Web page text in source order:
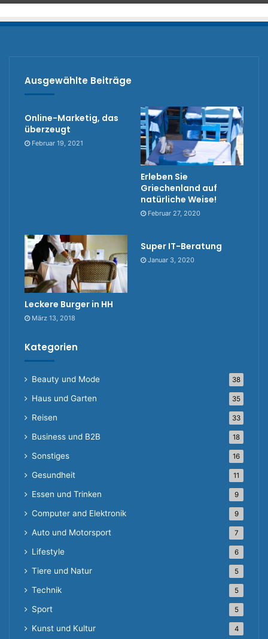
Ausgewählte Beiträge
Online-Marketig, das
überzeugt
Februar 19, 2021
Erleben Sie
Griechenland auf
natürliche Weise!
Februar 27, 2020
Leckere Burger in HH
März 13, 2018
Super IT-Beratung
Januar 3, 2020
Kategorien
Beauty und Mode 38
Haus und Garten 35
Reisen 33
Business und B2B 18
Sonstiges 16
Gesundheit 11
Essen und Trinken 9
Computer and Elektronik 9
Auto und Motorsport 7
Lifestyle 6
Tiere und Natur 5
Technik 5
Sport 5
Kunst und Kultur 4